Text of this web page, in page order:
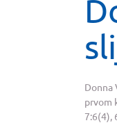
Donna
prvom
7:6(4),